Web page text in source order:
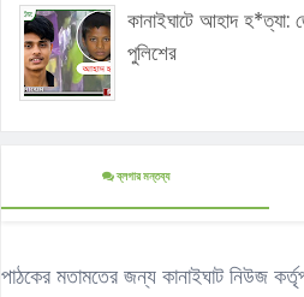
কানাইঘাটে আহাদ হ*ত্যা:
পুলিশের
ব্লগার মন্তব্য
পাঠকের মতামতের জন্য কানাইঘাট নিউজ